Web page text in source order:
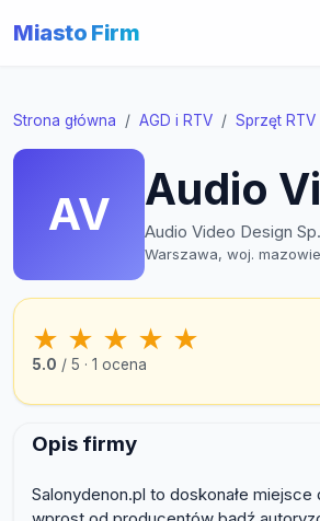
Miasto Firm
Strona główna AGD i RTV Sprzęt RTV
AV Audio
Audio Video Design
Warszawa, woj.
★ ★ ★ ★ ★
5.0 / 5 · 1 ocena
Opis firmy
Salonydenon.pl to doskonałe